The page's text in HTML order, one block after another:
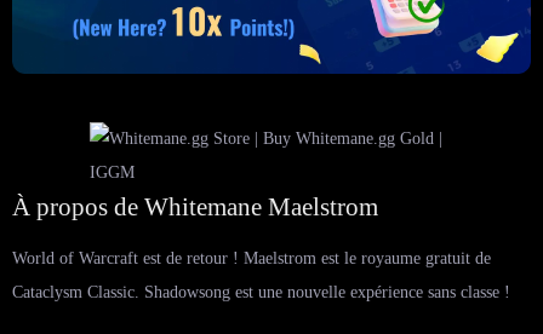
À propos de Whitemane Maelstrom
World of Warcraft est de retour ! Maelstrom est le royaume gratuit de
Cataclysm Classic. Shadowsong est une nouvelle expérience sans classe !